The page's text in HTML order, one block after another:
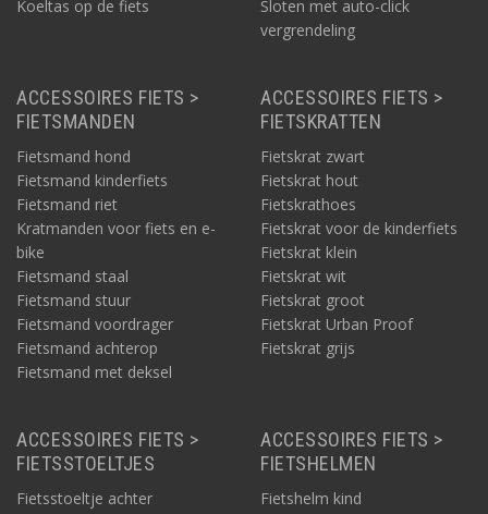
Koeltas op de fiets
Sloten met auto-click
vergrendeling
ACCESSOIRES FIETS >
FIETSMANDEN
Fietsmand hond
Fietsmand kinderfiets
Fietsmand riet
Kratmanden voor fiets en e-
bike
Fietsmand staal
Fietsmand stuur
Fietsmand voordrager
Fietsmand achterop
Fietsmand met deksel
ACCESSOIRES FIETS >
FIETSKRATTEN
Fietskrat zwart
Fietskrat hout
Fietskrathoes
Fietskrat voor de kinderfiets
Fietskrat klein
Fietskrat wit
Fietskrat groot
Fietskrat Urban Proof
Fietskrat grijs
ACCESSOIRES FIETS >
FIETSSTOELTJES
Fietsstoeltje achter
ACCESSOIRES FIETS >
FIETSHELMEN
Fietshelm kind